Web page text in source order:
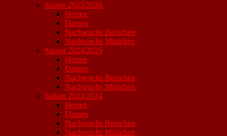
Saison 2025/2026
Herren
Damen
Nachwuchs Burschen
Nachwuchs Mädchen
Saison 2024/2025
Herren
Damen
Nachwuchs Burschen
Nachwuchs Mädchen
Saison 2023/2024
Herren
Damen
Nachwuchs Burschen
Nachwuchs Mädchen